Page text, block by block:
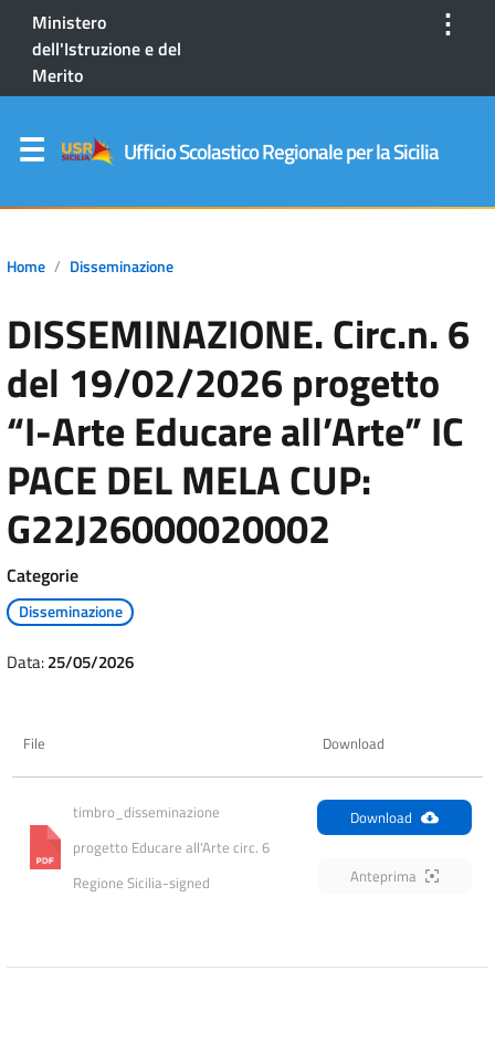
Ministero
dell'Istruzione e del
Merito
⋮
Ufficio Scolastico Regionale per la Sicilia
Home Disseminazione
DISSEMINAZIONE. Circ.n. 6
del 19/02/2026 progetto
“I-Arte Educare all’Arte” IC
PACE DEL MELA CUP:
G22J26000020002
Categorie
Disseminazione
Data:25/05/2026
File Download
timbro_disseminazione
progetto Educare all'Arte circ. 6
Regione Sicilia-signed
Download
Anteprima